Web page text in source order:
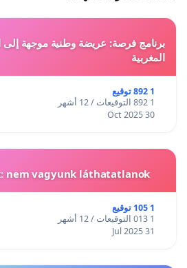
برنامج فرصة: عريضة وطنية موجهة إلى
المغربية
1 892 توقيع
1 892 التوقيعات / 12 أشهر
30 Oct 2025
nem vagyunk láthatatlanok!
1 105 توقيع
1 013 التوقيعات / 12 أشهر
31 Jul 2025